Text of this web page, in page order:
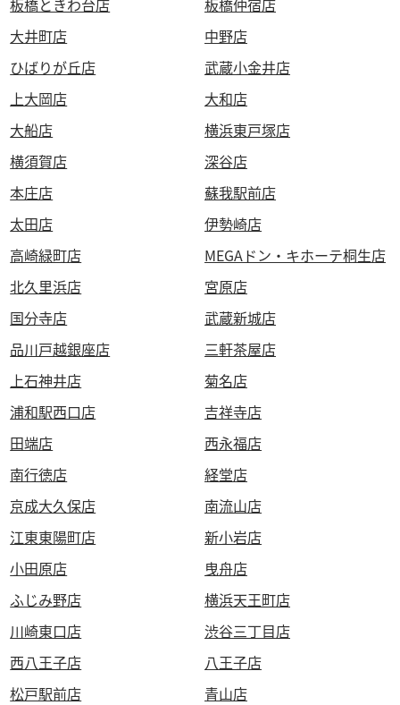
板橋ときわ台店
板橋仲宿店
大井町店
中野店
ひばりが丘店
武蔵小金井店
上大岡店
大和店
大船店
横浜東戸塚店
横須賀店
深谷店
本庄店
蘇我駅前店
太田店
伊勢崎店
高崎緑町店
MEGAドン・キホーテ桐生店
北久里浜店
宮原店
国分寺店
武蔵新城店
品川戸越銀座店
三軒茶屋店
上石神井店
菊名店
浦和駅西口店
吉祥寺店
田端店
西永福店
南行徳店
経堂店
京成大久保店
南流山店
江東東陽町店
新小岩店
小田原店
曳舟店
ふじみ野店
横浜天王町店
川崎東口店
渋谷三丁目店
西八王子店
八王子店
松戸駅前店
青山店